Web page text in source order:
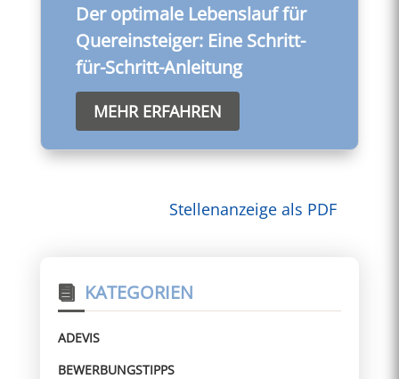
Der optimale Lebenslauf für
Quereinsteiger: Eine Schritt-
für-Schritt-Anleitung
MEHR ERFAHREN
Stellenanzeige als PDF
KATEGORIEN
ADEVIS
BEWERBUNGSTIPPS